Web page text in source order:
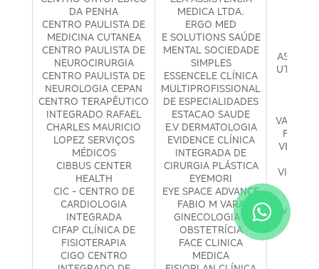
DA PENHA
CENTRO PAULISTA DE
MEDICINA CUTANEA
CENTRO PAULISTA DE
NEUROCIRURGIA
CENTRO PAULISTA DE
NEUROLOGIA CEPAN
CENTRO TERAPÊUTICO
INTEGRADO RAFAEL
CHARLES MAURICIO
LOPEZ SERVIÇOS
MÉDICOS
CIBBUS CENTER
HEALTH
CIC - CENTRO DE
CARDIOLOGIA
INTEGRADA
CIFAP CLÍNICA DE
FISIOTERAPIA
CIGO CENTRO
MEDICA LTDA.
ERGO MED
E SOLUTIONS SAÚDE
MENTAL SOCIEDADE
SIMPLES
ESSENCELE CLÍNICA
MULTIPROFISSIONAL
DE ESPECIALIDADES
ESTACAO SAUDE
E.V DERMATOLOGIA
EVIDENCE CLÍNICA
INTEGRADA DE
CIRURGIA PLÁSTICA
EYEMORI
EYE SPACE ADVANCE
FABIO M VARA
GINECOLOGIA E
OBSTETRÍCIA
FACE CLINICA
MEDICA
UTICLIN
VIDA
VIDA